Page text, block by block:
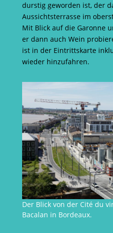
durstig geworden ist, der
Aussichtsterrasse im
Mit Blick auf die Garonne
er dann auch Wein
ist in der Eintrittskarte
wieder hinzufahren.
Der Blick von der Cité du
Bacalan in Bordeaux.